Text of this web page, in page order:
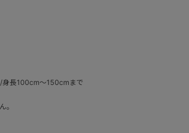
長100cm～150cmまで
。